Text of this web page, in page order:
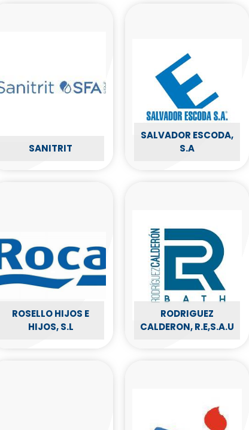
SANITRIT
SALVADOR ESCODA,
S.A
ROSELLO HIJOS E
HIJOS, S.L
RODRIGUEZ
CALDERON, R.E,S.A.U